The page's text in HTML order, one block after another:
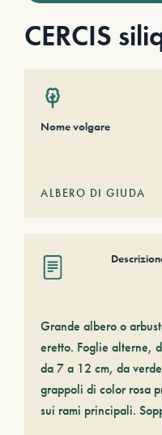
CERCIS
Nome volgare
ALBERO DI GIUDA
Grande albero o
eretto. Foglie alterne,
da 7 a 12 cm, da
grappoli di color rosa
sui rami principali.